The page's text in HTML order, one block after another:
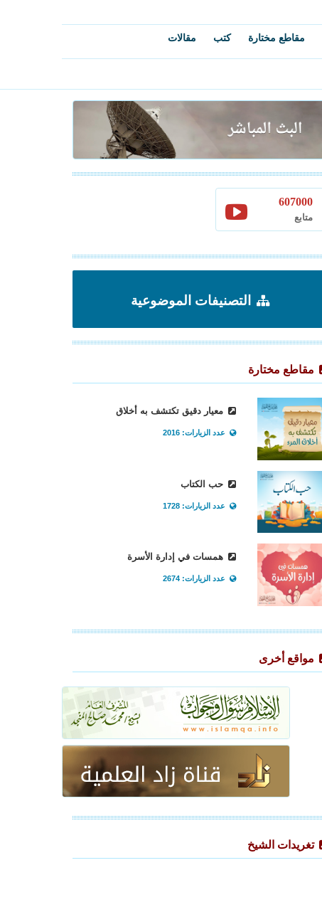
مقاطع مختارة كتب مقالات
607000
متابع
التصنيفات الموضوعية
مقاطع مختارة
معيار دقيق تكتشف به أخلاق
عدد الزيارات: 2016
حب الكتاب
عدد الزيارات: 1728
همسات في إدارة الأسرة
عدد الزيارات: 2674
مواقع أخرى
تغريدات الشيخ